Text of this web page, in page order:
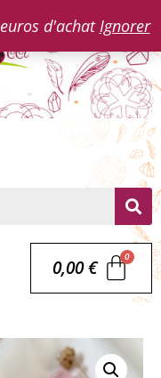
d'achatIgnorer
0,00€